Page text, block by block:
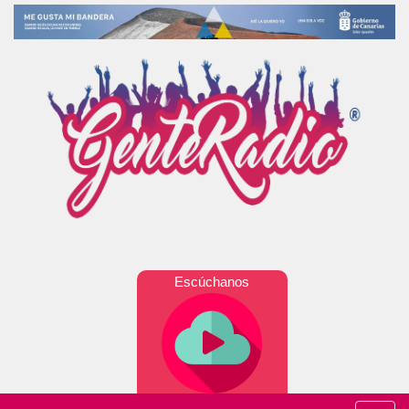
Escúchanos